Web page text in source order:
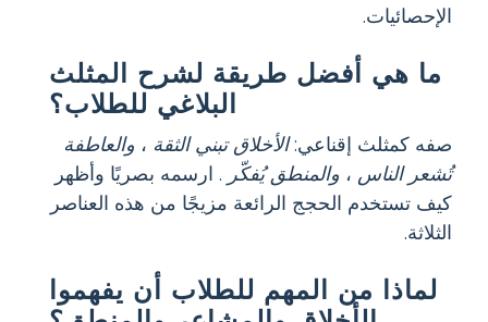
الإحصائيات.
ما هي أفضل طريقة لشرح المثلث
البلاغي للطلاب؟
صفه كمثلث إقناعي:الأخلاق تبني الثقة ، والعاطفة
تُشعر الناس ، والمنطق يُفكّر . ارسمه بصريًا وأظهر
كيف تستخدم الحجج الرائعة مزيجًا من هذه العناصر
الثلاثة.
لماذا من المهم للطلاب أن يفهموا